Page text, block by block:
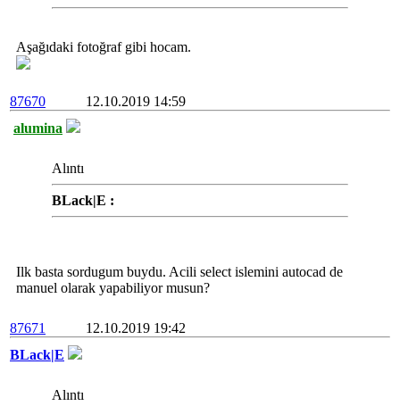
Aşağıdaki fotoğraf gibi hocam.
87670
12.10.2019 14:59
alumina
Alıntı
BLack|E :
Ilk basta sordugum buydu. Acili select islemini autocad de
manuel olarak yapabiliyor musun?
87671
12.10.2019 19:42
BLack|E
Alıntı